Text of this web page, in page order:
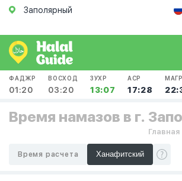
Заполярный
ФАДЖР
01:20
ВОСХОД
03:20
ЗУХР
13:07
АСР
17:28
Время намазов в г.
Главная
Время расчета